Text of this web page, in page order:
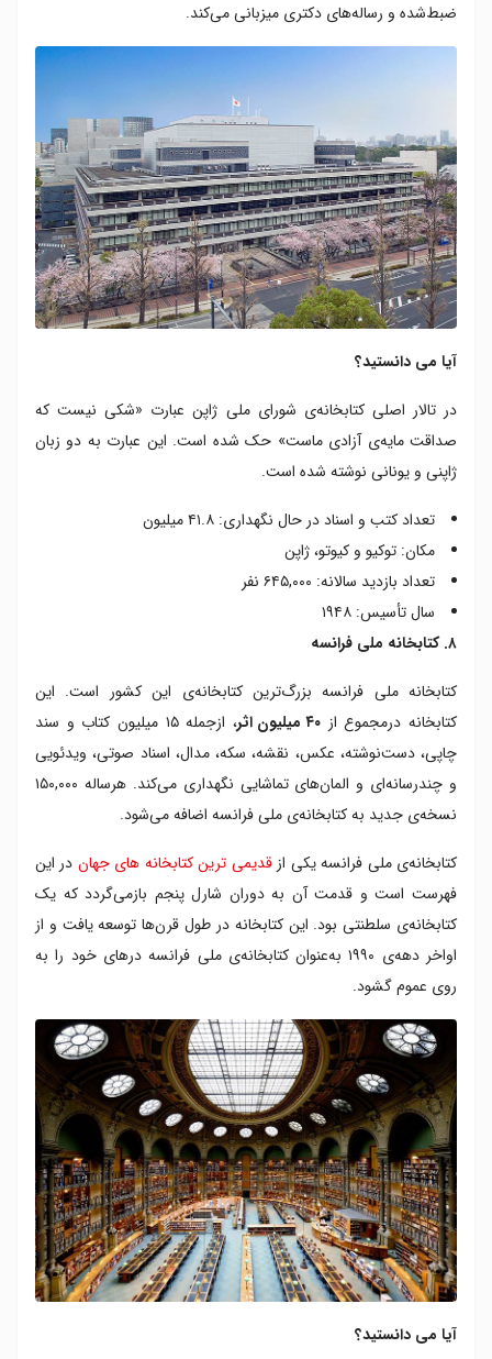
ضبط‌شده و رساله‌های دکتری میزبانی می‌کند.
آیا می دانستید؟
در تالار اصلی کتابخانه‌ی شورای ملی ژاپن عبارت «شکی نیست که
صداقت مایه‌ی آزادی ماست» حک شده است. این عبارت به دو زبان
ژاپنی و یونانی نوشته شده است.
تعداد کتب و اسناد در حال نگهداری: ۴۱.۸ میلیون
مکان: توکیو و کیوتو، ژاپن
تعداد بازدید سالانه: ۶۴۵,۰۰۰ نفر
سال تأسیس: ۱۹۴۸
۸. کتابخانه ملی فرانسه
کتابخانه ملی فرانسه بزرگ‌ترین کتابخانه‌ی این کشور است. این
کتابخانه درمجموع از ۴۰ میلیون اثر
، ازجمله ۱۵ میلیون کتاب و سند
چاپی، دست‌نوشته، عکس، نقشه، سکه، مدال، اسناد صوتی، ویدئویی
و چندرسانه‌ای و المان‌های تماشایی نگهداری می‌کند. هرساله ۱۵۰,۰۰۰
نسخه‌ی جدید به کتابخانه‌ی ملی فرانسه اضافه می‌شود.
کتابخانه‌ی ملی فرانسه یکی ازقدیمی ترین کتابخانه های جهان در این
فهرست است و قدمت آن به دوران شارل پنجم بازمی‌گردد که یک
کتابخانه‌ی سلطنتی بود. این کتابخانه در طول قرن‌ها توسعه یافت و از
اواخر دهه‌ی ۱۹۹۰ به‌عنوان کتابخانه‌ی ملی فرانسه درهای خود را به
روی عموم گشود.
آیا می دانستید؟